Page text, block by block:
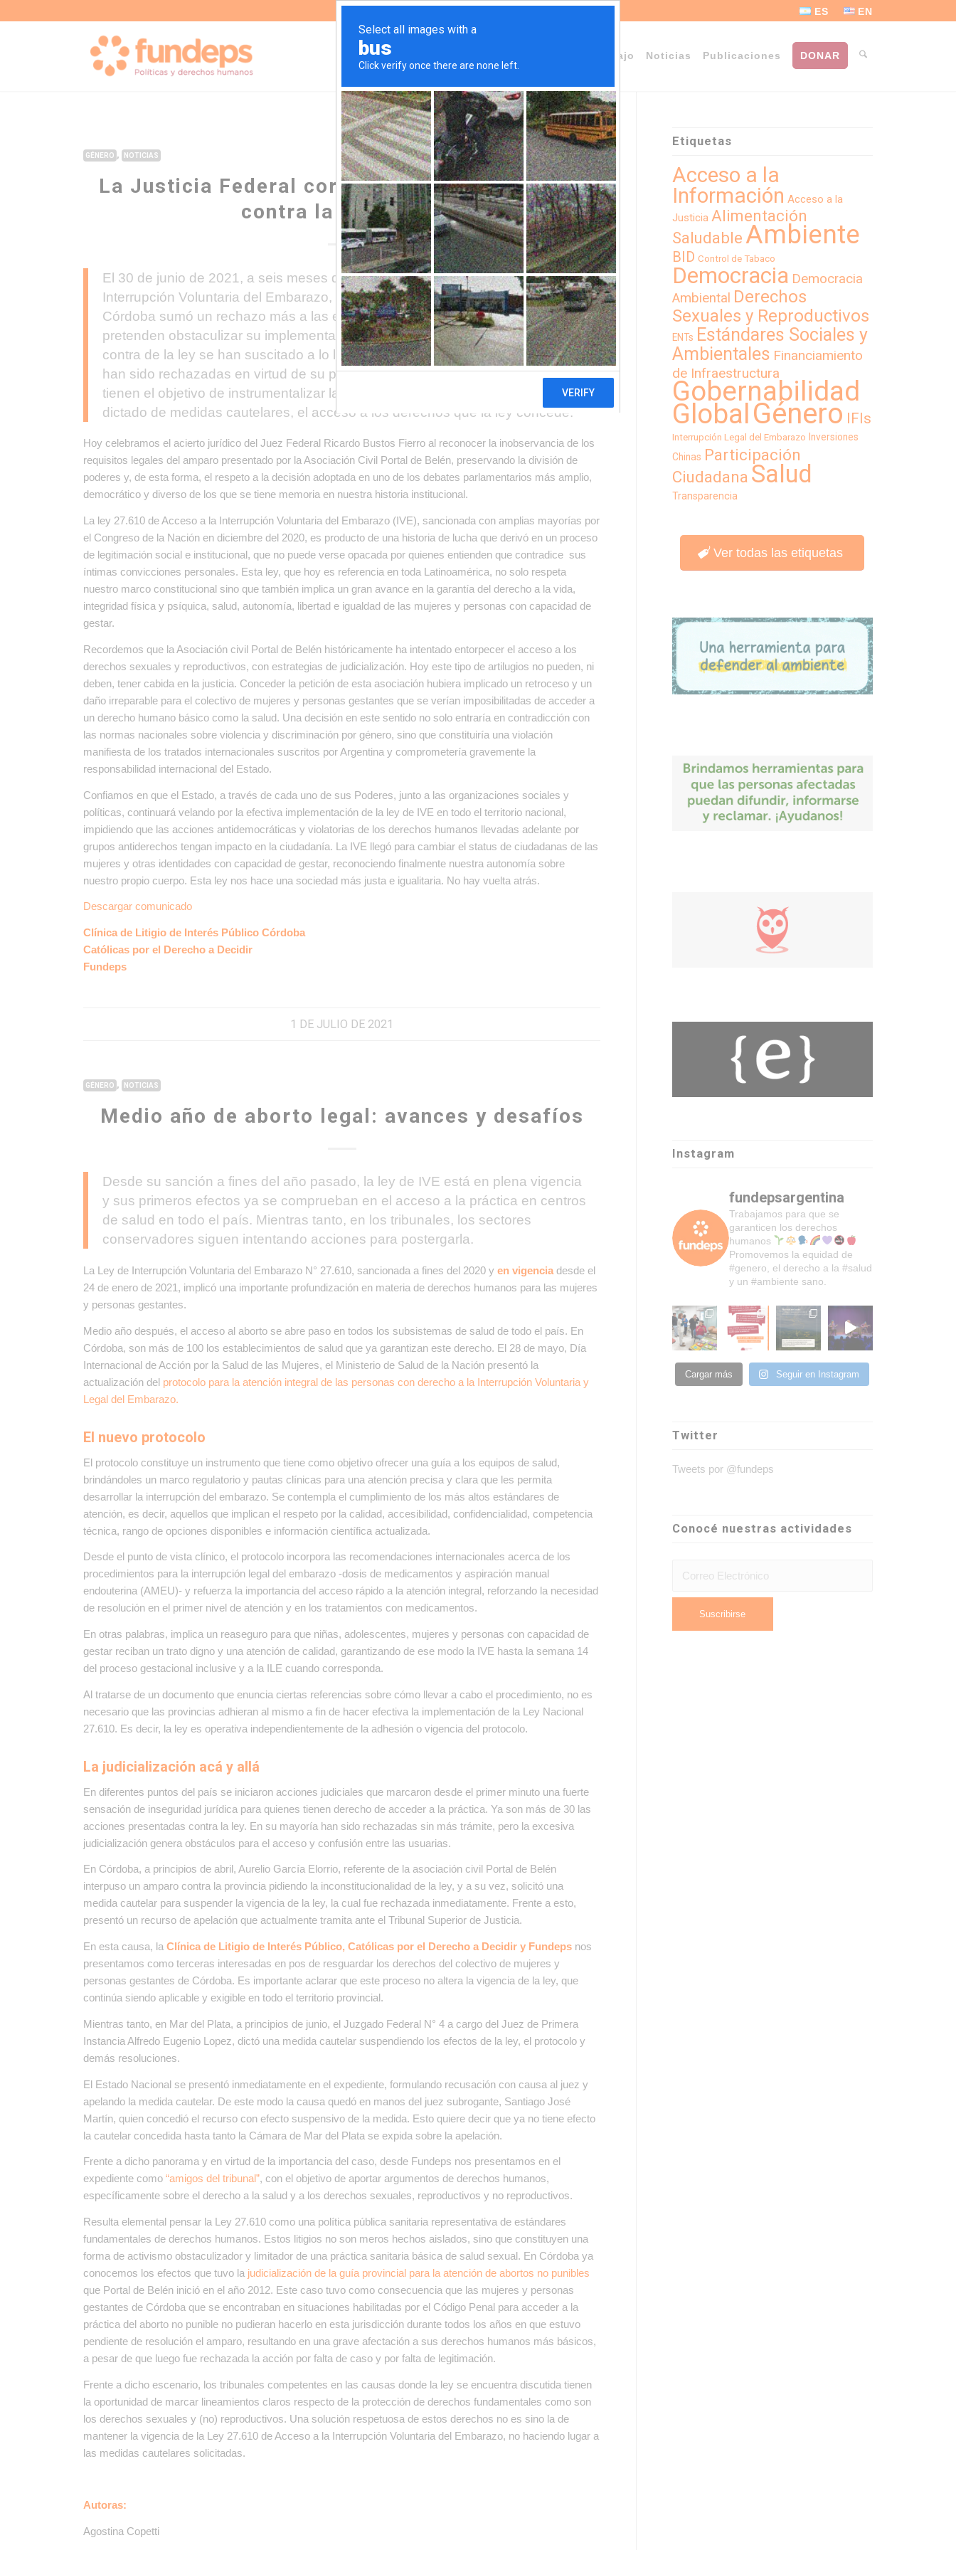
ES EN
Áreas de trabajo Noticias Publicaciones DONAR
GÉNERO , NOTICIAS
La Justicia Federal cordobesa rechaza amparo
contra la ley de IVE
El 30 de junio de 2021, a seis meses de la sanción de la ley 27.610 de
Interrupción Voluntaria del Embarazo, la Justicia Federal de la provincia de
Córdoba sumó un rechazo más a las estrategias de judicialización que
pretenden obstaculizar su implementación. Este tipo de presentaciones en
contra de la ley se han suscitado a lo largo de todo el país y en su mayoría ya
han sido rechazadas en virtud de su palmaria improcedencia. Es evidente que
tienen el objetivo de instrumentalizar la justicia para obstaculizar, mediante el
dictado de medidas cautelares, el acceso a los derechos que la ley concede.
Hoy celebramos el acierto jurídico del Juez Federal Ricardo Bustos Fierro al reconocer la inobservancia de los
requisitos legales del amparo presentado por la Asociación Civil Portal de Belén, preservando la división de
poderes y, de esta forma, el respeto a la decisión adoptada en uno de los debates parlamentarios más amplio,
democrático y diverso de los que se tiene memoria en nuestra historia institucional.
La ley 27.610 de Acceso a la Interrupción Voluntaria del Embarazo (IVE), sancionada con amplias mayorías por
el Congreso de la Nación en diciembre del 2020, es producto de una historia de lucha que derivó en un proceso
de legitimación social e institucional, que no puede verse opacada por quienes entienden que contradice sus
íntimas convicciones personales. Esta ley, que hoy es referencia en toda Latinoamérica, no solo respeta
nuestro marco constitucional sino que también implica un gran avance en la garantía del derecho a la vida,
integridad física y psíquica, salud, autonomía, libertad e igualdad de las mujeres y personas con capacidad de
gestar.
Recordemos que la Asociación civil Portal de Belén históricamente ha intentado entorpecer el acceso a los
derechos sexuales y reproductivos, con estrategias de judicialización. Hoy este tipo de artilugios no pueden, ni
deben, tener cabida en la justicia. Conceder la petición de esta asociación hubiera implicado un retroceso y un
daño irreparable para el colectivo de mujeres y personas gestantes que se verían imposibilitadas de acceder a
un derecho humano básico como la salud. Una decisión en este sentido no solo entraría en contradicción con
las normas nacionales sobre violencia y discriminación por género, sino que constituiría una violación
manifiesta de los tratados internacionales suscritos por Argentina y comprometería gravemente la
responsabilidad internacional del Estado.
Confiamos en que el Estado, a través de cada uno de sus Poderes, junto a las organizaciones sociales y
políticas, continuará velando por la efectiva implementación de la ley de IVE en todo el territorio nacional,
impidiendo que las acciones antidemocráticas y violatorias de los derechos humanos llevadas adelante por
grupos antiderechos tengan impacto en la ciudadanía. La IVE llegó para cambiar el status de ciudadanas de las
mujeres y otras identidades con capacidad de gestar, reconociendo finalmente nuestra autonomía sobre
nuestro propio cuerpo. Esta ley nos hace una sociedad más justa e igualitaria. No hay vuelta atrás.
Descargar comunicado
Clínica de Litigio de Interés Público Córdoba
Católicas por el Derecho a Decidir
Fundeps
1 DE JULIO DE 2021
GÉNERO , NOTICIAS
Medio año de aborto legal: avances y desafíos
Desde su sanción a fines del año pasado, la ley de IVE está en plena vigencia
y sus primeros efectos ya se comprueban en el acceso a la práctica en centros
de salud en todo el país. Mientras tanto, en los tribunales, los sectores
conservadores siguen intentando acciones para postergarla.
La Ley de Interrupción Voluntaria del Embarazo N° 27.610, sancionada a fines del 2020 yen vigencia desde el
24 de enero de 2021, implicó una importante profundización en materia de derechos humanos para las mujeres
y personas gestantes.
Medio año después, el acceso al aborto se abre paso en todos los subsistemas de salud de todo el país. En
Córdoba, son más de 100 los establecimientos de salud que ya garantizan este derecho. El 28 de mayo, Día
Internacional de Acción por la Salud de las Mujeres, el Ministerio de Salud de la Nación presentó la
actualización del protocolo para la atención integral de las personas con derecho a la Interrupción Voluntaria y
Legal del Embarazo.
El nuevo protocolo
El protocolo constituye un instrumento que tiene como objetivo ofrecer una guía a los equipos de salud,
brindándoles un marco regulatorio y pautas clínicas para una atención precisa y clara que les permita
desarrollar la interrupción del embarazo. Se contempla el cumplimiento de los más altos estándares de
atención, es decir, aquellos que implican el respeto por la calidad, accesibilidad, confidencialidad, competencia
técnica, rango de opciones disponibles e información científica actualizada.
Desde el punto de vista clínico, el protocolo incorpora las recomendaciones internacionales acerca de los
procedimientos para la interrupción legal del embarazo -dosis de medicamentos y aspiración manual
endouterina (AMEU)- y refuerza la importancia del acceso rápido a la atención integral, reforzando la necesidad
de resolución en el primer nivel de atención y en los tratamientos con medicamentos.
En otras palabras, implica un reaseguro para que niñas, adolescentes, mujeres y personas con capacidad de
gestar reciban un trato digno y una atención de calidad, garantizando de ese modo la IVE hasta la semana 14
del proceso gestacional inclusive y a la ILE cuando corresponda.
Al tratarse de un documento que enuncia ciertas referencias sobre cómo llevar a cabo el procedimiento, no es
necesario que las provincias adhieran al mismo a fin de hacer efectiva la implementación de la Ley Nacional
27.610. Es decir, la ley es operativa independientemente de la adhesión o vigencia del protocolo.
La judicialización acá y allá
En diferentes puntos del país se iniciaron acciones judiciales que marcaron desde el primer minuto una fuerte
sensación de inseguridad jurídica para quienes tienen derecho de acceder a la práctica. Ya son más de 30 las
acciones presentadas contra la ley. En su mayoría han sido rechazadas sin más trámite, pero la excesiva
judicialización genera obstáculos para el acceso y confusión entre las usuarias.
En Córdoba, a principios de abril, Aurelio García Elorrio, referente de la asociación civil Portal de Belén
interpuso un amparo contra la provincia pidiendo la inconstitucionalidad de la ley, y a su vez, solicitó una
medida cautelar para suspender la vigencia de la ley, la cual fue rechazada inmediatamente. Frente a esto,
presentó un recurso de apelación que actualmente tramita ante el Tribunal Superior de Justicia.
En esta causa, la Clínica de Litigio de Interés Público, Católicas por el Derecho a Decidir y Fundeps nos
presentamos como terceras interesadas en pos de resguardar los derechos del colectivo de mujeres y
personas gestantes de Córdoba. Es importante aclarar que este proceso no altera la vigencia de la ley, que
continúa siendo aplicable y exigible en todo el territorio provincial.
Mientras tanto, en Mar del Plata, a principios de junio, el Juzgado Federal N° 4 a cargo del Juez de Primera
Instancia Alfredo Eugenio Lopez, dictó una medida cautelar suspendiendo los efectos de la ley, el protocolo y
demás resoluciones.
El Estado Nacional se presentó inmediatamente en el expediente, formulando recusación con causa al juez y
apelando la medida cautelar. De este modo la causa quedó en manos del juez subrogante, Santiago José
Martín, quien concedió el recurso con efecto suspensivo de la medida. Esto quiere decir que ya no tiene efecto
la cautelar concedida hasta tanto la Cámara de Mar del Plata se expida sobre la apelación.
Frente a dicho panorama y en virtud de la importancia del caso, desde Fundeps nos presentamos en el
expediente como“amigos del tribunal”, con el objetivo de aportar argumentos de derechos humanos,
específicamente sobre el derecho a la salud y a los derechos sexuales, reproductivos y no reproductivos.
Resulta elemental pensar la Ley 27.610 como una política pública sanitaria representativa de estándares
fundamentales de derechos humanos. Estos litigios no son meros hechos aislados, sino que constituyen una
forma de activismo obstaculizador y limitador de una práctica sanitaria básica de salud sexual. En Córdoba ya
conocemos los efectos que tuvo la judicialización de la guía provincial para la atención de abortos no punibles
que Portal de Belén inició en el año 2012. Este caso tuvo como consecuencia que las mujeres y personas
gestantes de Córdoba que se encontraban en situaciones habilitadas por el Código Penal para acceder a la
práctica del aborto no punible no pudieran hacerlo en esta jurisdicción durante todos los años en que estuvo
pendiente de resolución el amparo, resultando en una grave afectación a sus derechos humanos más básicos,
a pesar de que luego fue rechazada la acción por falta de caso y por falta de legitimación.
Frente a dicho escenario, los tribunales competentes en las causas donde la ley se encuentra discutida tienen
la oportunidad de marcar lineamientos claros respecto de la protección de derechos fundamentales como son
los derechos sexuales y (no) reproductivos. Una solución respetuosa de estos derechos no es sino la de
mantener la vigencia de la Ley 27.610 de Acceso a la Interrupción Voluntaria del Embarazo, no haciendo lugar a
las medidas cautelares solicitadas.
Autoras:
Agostina Copetti
Etiquetas
Acceso a la
Información Acceso a la
Justicia Alimentación
Saludable Ambiente
BID Control de Tabaco
Democracia Democracia
Ambiental Derechos
Sexuales y Reproductivos
ENTs Estándares Sociales y
Ambientales Financiamiento
de Infraestructura
Gobernabilidad
GlobalGénero IFIs
Interrupción Legal del Embarazo Inversiones
Chinas Participación
Ciudadana Salud
Transparencia
Ver todas las etiquetas
Instagram
fundepsargentina
Trabajamos para que se
garanticen los derechos
humanos
Promovemos la equidad de
#genero, el derecho a la #salud
y un #ambiente sano.
Cargar más Seguir en Instagram
Twitter
Tweets por @fundeps
Conocé nuestras actividades